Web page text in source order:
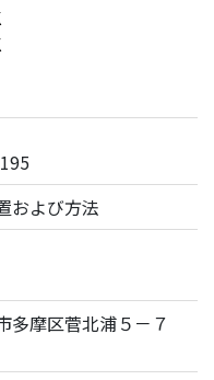
および方法
多摩区菅北浦５－７